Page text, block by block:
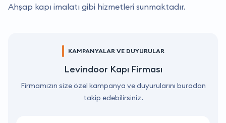
Ahşap kapı imalatı gibi hizmetleri sunmaktadır.
KAMPANYALAR VE DUYURULAR
Levindoor Kapı Firması
Firmamızın size özel kampanya ve duyurularını buradan
takip edebilirsiniz.